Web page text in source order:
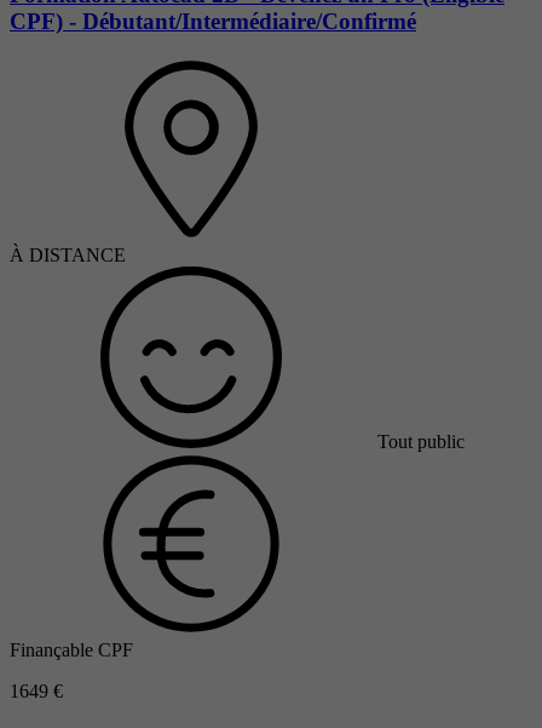
CPF) - Débutant/Intermédiaire/Confirmé
À DISTANCE
Tout public
Finançable CPF
1649 €